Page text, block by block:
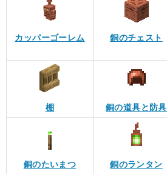
カッパーゴーレム 銅のチェスト
棚 銅の道具と防具
銅のたいまつ 銅のランタン